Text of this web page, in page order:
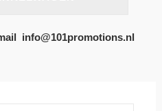
info@101promotions.nl